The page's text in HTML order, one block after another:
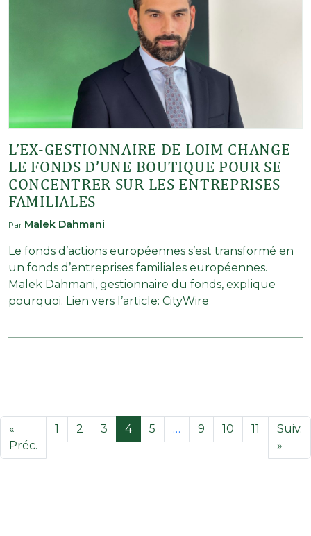
L’EX-GESTIONNAIRE DE LOIM CHANGE
LE FONDS D’UNE BOUTIQUE POUR SE
CONCENTRER SUR LES ENTREPRISES
FAMILIALES
Par Malek Dahmani
Le fonds d’actions européennes s’est transformé en
un fonds d’entreprises familiales européennes.
Malek Dahmani, gestionnaire du fonds, explique
pourquoi. Lien vers l’article: CityWire
«
Préc.
1 2 3 4 5 … 9 10 11
Suiv.
»